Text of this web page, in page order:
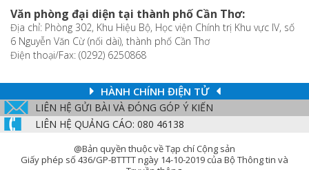
Văn phòng đại diện tại thành phố Cần Thơ:
Địa chỉ: Phòng 302, Khu Hiệu Bộ, Học viện Chính trị Khu vực IV, số
6 Nguyễn Văn Cừ (nối dài), thành phố Cần Thơ
Điện thoại/Fax: (0292) 6250868
HÀNH CHÍNH ĐIỆN TỬ
LIÊN HỆ GỬI BÀI VÀ ĐÓNG GÓP Ý KIẾN
LIÊN HỆ QUẢNG CÁO: 080 46138
@Bản quyền thuộc về Tạp chí Cộng sản
Giấy phép số 436/GP-BTTTT ngày 14-10-2019 của Bộ Thông tin và